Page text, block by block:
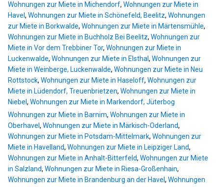
Wohnungen zur Miete in Michendorf, Wohnungen zur Miete in
Havel , Wohnungen zur Miete in Schönefeld, Beelitz, Wohnungen
zur Miete in Borkwalde, Wohnungen zur Miete in Märtensmühle,
Wohnungen zur Miete in Buchholz Bei Beelitz, Wohnungen zur
Miete in Vor dem Trebbiner Tor, Wohnungen zur Miete in
Luckenwalde, Wohnungen zur Miete in Elsthal, Wohnungen zur
Miete in Weinberge, Luckenwalde, Wohnungen zur Miete in Neu
Rottstock, Wohnungen zur Miete in Haseloff, Wohnungen zur
Miete in Lüdendorf, Treuenbrietzen, Wohnungen zur Miete in
Niebel , Wohnungen zur Miete in Markendorf, Jüterbog
Wohnungen zur Miete in Barnim, Wohnungen zur Miete in
Oberhavel , Wohnungen zur Miete in Märkisch-Oderland,
Wohnungen zur Miete in Potsdam-Mittelmark, Wohnungen zur
Miete in Havelland, Wohnungen zur Miete in Leipziger Land,
Wohnungen zur Miete in Anhalt-Bitterfeld, Wohnungen zur Miete
in Salzland, Wohnungen zur Miete in Riesa-Großenhain,
Wohnungen zur Miete in Brandenburg an der Havel , Wohnungen